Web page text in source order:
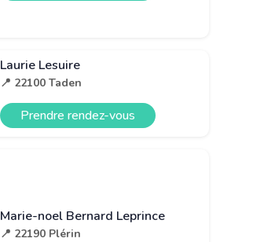
Laurie Lesuire
📍 22100 Taden
Prendre rendez-vous
Marie-noel Bernard Leprince
📍 22190 Plérin